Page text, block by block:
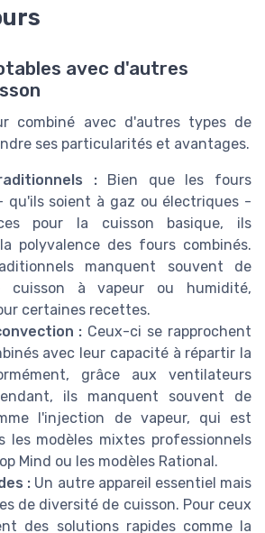
avec d'autres
combiné avec d'autres types de
ses particularités et avantages.
:Bien que les fours
qu'ils soient à gaz ou électriques -
pour la cuisson basique, ils
polyvalence des fours combinés.
manquent souvent de
cuisson à vapeur ou humidité,
certaines recettes.
: Ceux-ci se rapprochent
avec leur capacité à répartir la
grâce aux ventilateurs
ils manquent souvent de
l'injection de vapeur, qui est
les modèles mixtes professionnels
Mind ou les modèles Rational.
: Un autre appareil essentiel mais
de diversité de cuisson. Pour ceux
des solutions rapides comme la